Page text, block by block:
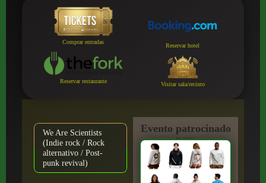
Comprar entradas
Reservar hotel
Reservar restaurante Visitar sala/recinto
We Are Scientists
(Indie rock / Rock
alternativo / Post-
punk revival)
Evento patrocinado
por: